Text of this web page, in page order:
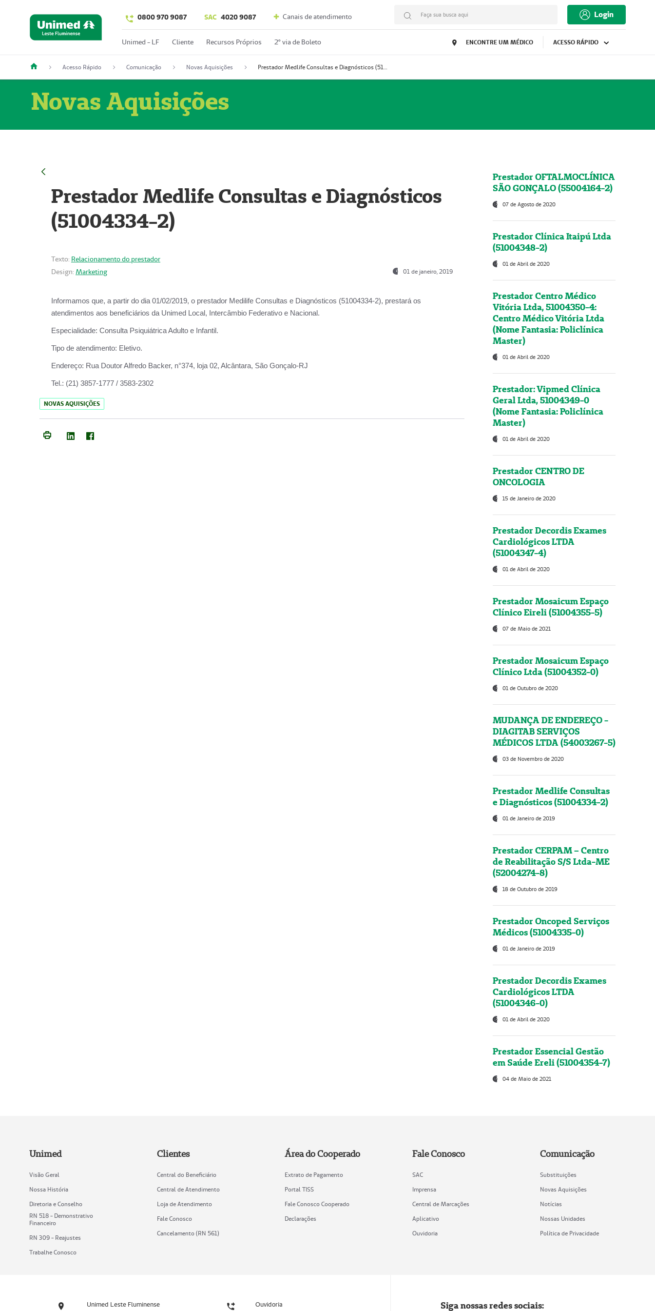
0800 970 9087 SAC 4020 9087 Canais de atendimento Faça sua busca aqui Login
Unimed - LF Cliente Recursos Próprios 2º via de Boleto ENCONTRE UM MÉDICO ACESSO RÁPIDO
Acesso Rápido Comunicação Novas Aquisições Prestador Medlife Consultas e Diagnósticos (51004334-2)
Novas Aquisições
Prestador Medlife Consultas e Diagnósticos
(51004334-2)
Texto: Relacionamento do prestador
Design: Marketing 01 de janeiro, 2019
Informamos que, a partir do dia 01/02/2019, o prestador Medilife Consultas e Diagnósticos (51004334-2), prestará os
atendimentos aos beneficiários da Unimed Local, Intercâmbio Federativo e Nacional.
Especialidade: Consulta Psiquiátrica Adulto e Infantil.
Tipo de atendimento: Eletivo.
Endereço: Rua Doutor Alfredo Backer, n°374, loja 02, Alcântara, São Gonçalo-RJ
Tel.: (21) 3857-1777 / 3583-2302
NOVAS AQUISIÇÕES
Prestador OFTALMOCLÍNICA
SÃO GONÇALO (55004164-2)
07 de Agosto de 2020
Prestador Clínica Itaipú Ltda
(51004348-2)
01 de Abril de 2020
Prestador Centro Médico
Vitória Ltda, 51004350-4:
Centro Médico Vitória Ltda
(Nome Fantasia: Policlínica
Master)
01 de Abril de 2020
Prestador: Vipmed Clínica
Geral Ltda, 51004349-0
(Nome Fantasia: Policlínica
Master)
01 de Abril de 2020
Prestador CENTRO DE
ONCOLOGIA
15 de Janeiro de 2020
Prestador Decordis Exames
Cardiológicos LTDA
(51004347-4)
01 de Abril de 2020
Prestador Mosaicum Espaço
Clínico Eireli (51004355-5)
07 de Maio de 2021
Prestador Mosaicum Espaço
Clínico Ltda (51004352-0)
01 de Outubro de 2020
MUDANÇA DE ENDEREÇO -
DIAGITAB SERVIÇOS
MÉDICOS LTDA (54003267-5)
03 de Novembro de 2020
Prestador Medlife Consultas
e Diagnósticos (51004334-2)
01 de Janeiro de 2019
Prestador CERPAM – Centro
de Reabilitação S/S Ltda-ME
(52004274-8)
18 de Outubro de 2019
Prestador Oncoped Serviços
Médicos (51004335-0)
01 de Janeiro de 2019
Prestador Decordis Exames
Cardiológicos LTDA
(51004346-0)
01 de Abril de 2020
Prestador Essencial Gestão
em Saúde Ereli (51004354-7)
04 de Maio de 2021
Unimed
Visão Geral
Nossa História
Diretoria e Conselho
RN 518 - Demonstrativo
Financeiro
RN 309 - Reajustes
Trabalhe Conosco
Clientes
Central do Beneficiário
Central de Atendimento
Loja de Atendimento
Fale Conosco
Cancelamento (RN 561)
Área do Cooperado
Extrato de Pagamento
Portal TISS
Fale Conosco Cooperado
Declarações
Fale Conosco
SAC
Imprensa
Central de Marcações
Aplicativo
Ouvidoria
Comunicação
Substituições
Novas Aquisições
Notícias
Nossas Unidades
Política de Privacidade
Unimed Leste Fluminense Ouvidoria Siga nossas redes sociais: